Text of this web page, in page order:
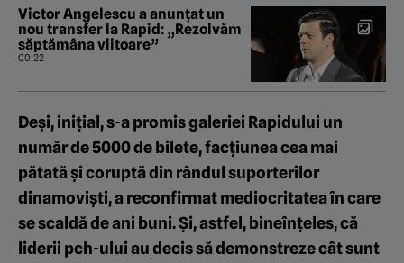
Victor Angelescu a anunțat un
nou transfer la Rapid: „Rezolvăm
săptămâna viitoare”
00:22
Deși, inițial, s-a promis galeriei Rapidului un
număr de 5000 de bilete, facțiunea cea mai
pătată și coruptă din rândul suporterilor
dinamoviști, a reconfirmat mediocritatea în care
se scaldă de ani buni. Și, astfel, bineînțeles, că
liderii pch-ului au decis să demonstreze cât sunt